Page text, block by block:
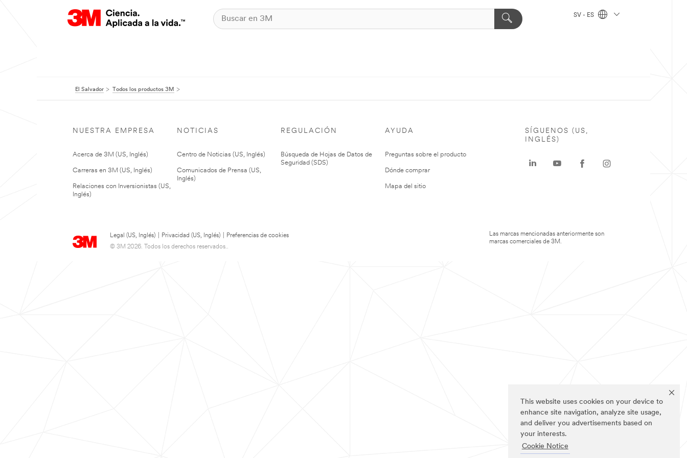
This website uses cookies on your device to
enhance site navigation, analyze site usage,
and deliver you advertisements based on
your interests.
Cookie Notice
SV - ES
El Salvador Todos los productos 3M
NUESTRA EMPRESA
Acerca de 3M (US, Inglés)
Carreras en 3M (US, Inglés)
Relaciones con Inversionistas (US,
Inglés)
NOTICIAS
Centro de Noticias (US, Inglés)
Comunicados de Prensa (US,
Inglés)
REGULACIÓN
Búsqueda de Hojas de Datos de
Seguridad (SDS)
AYUDA
Preguntas sobre el producto
Dónde comprar
Mapa del sitio
Legal (US, Inglés) Privacidad (US, Inglés)
Preferencias de cookies
© 3M 2026. Todos los derechos reservados..
SÍGUENOS (US,
INGLÉS)
Las marcas mencionadas anteriormente son
marcas comerciales de 3M.